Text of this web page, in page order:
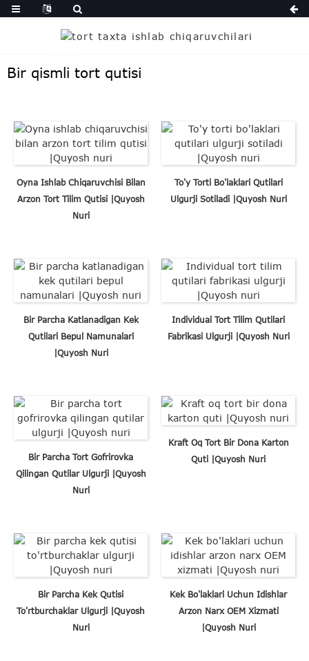
Bir qismli tort qutisi
Oyna Ishlab Chiqaruvchisi Bilan
Arzon Tort Tilim Qutisi |Quyosh
Nuri
To'y Torti Bo'laklari Qutilari
Ulgurji Sotiladi |Quyosh Nuri
Bir Parcha Katlanadigan Kek
Qutilari Bepul Namunalari
|Quyosh Nuri
Individual Tort Tilim Qutilari
Fabrikasi Ulgurji |Quyosh Nuri
Bir Parcha Tort Gofrirovka
Qilingan Qutilar Ulgurji |Quyosh
Nuri
Kraft Oq Tort Bir Dona Karton
Quti |Quyosh Nuri
Bir Parcha Kek Qutisi
To'rtburchaklar Ulgurji |Quyosh
Nuri
Kek Bo'laklari Uchun Idishlar
Arzon Narx OEM Xizmati
|Quyosh Nuri